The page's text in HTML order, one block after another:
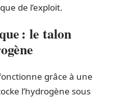
de l’exploit.
: le talon
grâce à une
l’hydrogène sous